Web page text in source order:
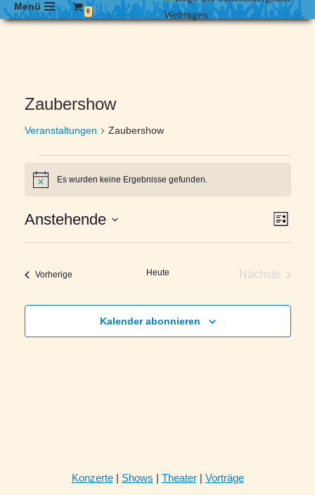
Menü 0
Zaubershow
Veranstaltungen Zaubershow
HinweisEs wurden keine Ergebnisse gefunden.
Liste
Anstehende
VorherigeVeranstaltungen Heute
Nächste
Kalender abonnieren
Konzerte| Shows | Theater| Vorträge